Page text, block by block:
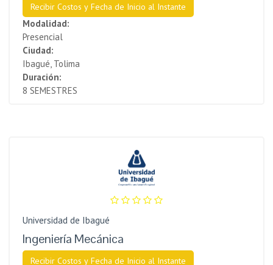
Recibir Costos y Fecha de Inicio al Instante
Modalidad:
Presencial
Ciudad:
Ibagué, Tolima
Duración:
8 SEMESTRES
Universidad de Ibagué
Ingeniería Mecánica
Recibir Costos y Fecha de Inicio al Instante